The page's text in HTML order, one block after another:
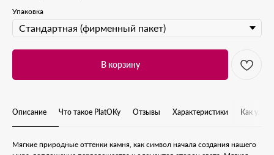
Упаковка
В корзину
Описание Что такое PlatOKy Отзывы Характеристики Как
Мягкие природные оттенки камня, как символ начала создания нашего